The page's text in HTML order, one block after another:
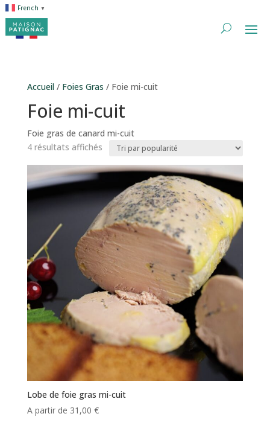
French ▼
Accueil/ Foies Gras / Foie mi-cuit
Foie mi-cuit
Foie gras de canard mi-cuit
4 résultats affichésTrié
popularité
Lobe de foie gras mi-cuit
A partir de 31,00 €